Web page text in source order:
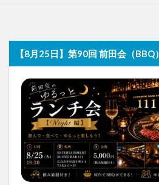
【8月25日】第90回 前田会（BBQ）